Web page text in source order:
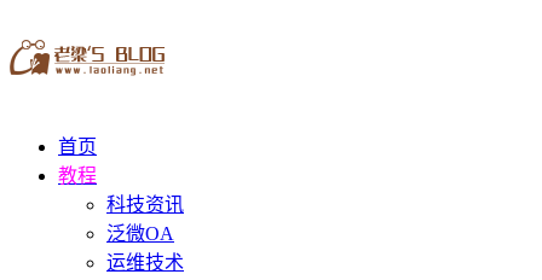
首页
教程
科技资讯
泛微OA
运维技术